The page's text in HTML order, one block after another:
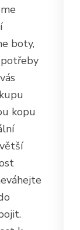
boty,
kopu